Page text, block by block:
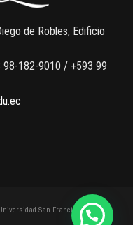
de Robles, Edificio
98-182-9010 / +593 99
San Francisco de Quito